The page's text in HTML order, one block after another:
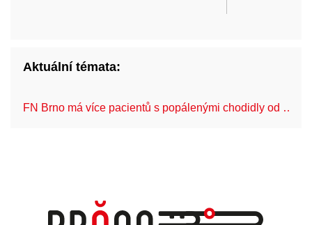
Aktuální témata:
FN Brno má více pacientů s popálenými chodidly od …